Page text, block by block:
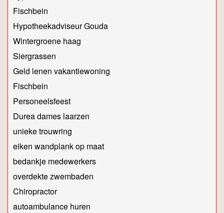
Fischbein
Hypotheekadviseur Gouda
Wintergroene haag
Siergrassen
Geld lenen vakantiewoning
Fischbein
Personeelsfeest
Durea dames laarzen
unieke trouwring
eiken wandplank op maat
bedankje medewerkers
overdekte zwembaden
Chiropractor
autoambulance huren